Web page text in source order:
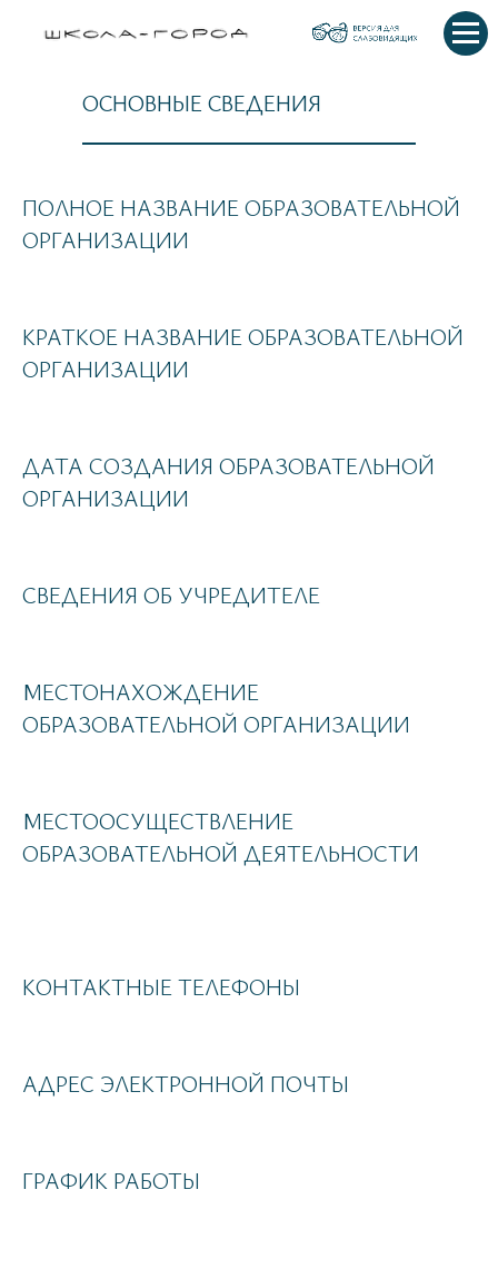
ОСНОВНЫЕ СВЕДЕНИЯ
ПОЛНОЕ НАЗВАНИЕ ОБРАЗОВАТЕЛЬНОЙ
ОРГАНИЗАЦИИ
КРАТКОЕ НАЗВАНИЕ ОБРАЗОВАТЕЛЬНОЙ
ОРГАНИЗАЦИИ
ДАТА СОЗДАНИЯ ОБРАЗОВАТЕЛЬНОЙ
ОРГАНИЗАЦИИ
СВЕДЕНИЯ ОБ УЧРЕДИТЕЛЕ
МЕСТОНАХОЖДЕНИЕ
ОБРАЗОВАТЕЛЬНОЙ ОРГАНИЗАЦИИ
МЕСТООСУЩЕСТВЛЕНИЕ
ОБРАЗОВАТЕЛЬНОЙ ДЕЯТЕЛЬНОСТИ
КОНТАКТНЫЕ ТЕЛЕФОНЫ
АДРЕС ЭЛЕКТРОННОЙ ПОЧТЫ
ГРАФИК РАБОТЫ